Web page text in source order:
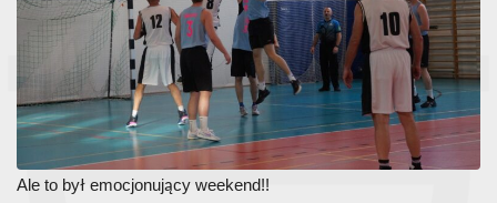
Ale to był emocjonujący weekend!!